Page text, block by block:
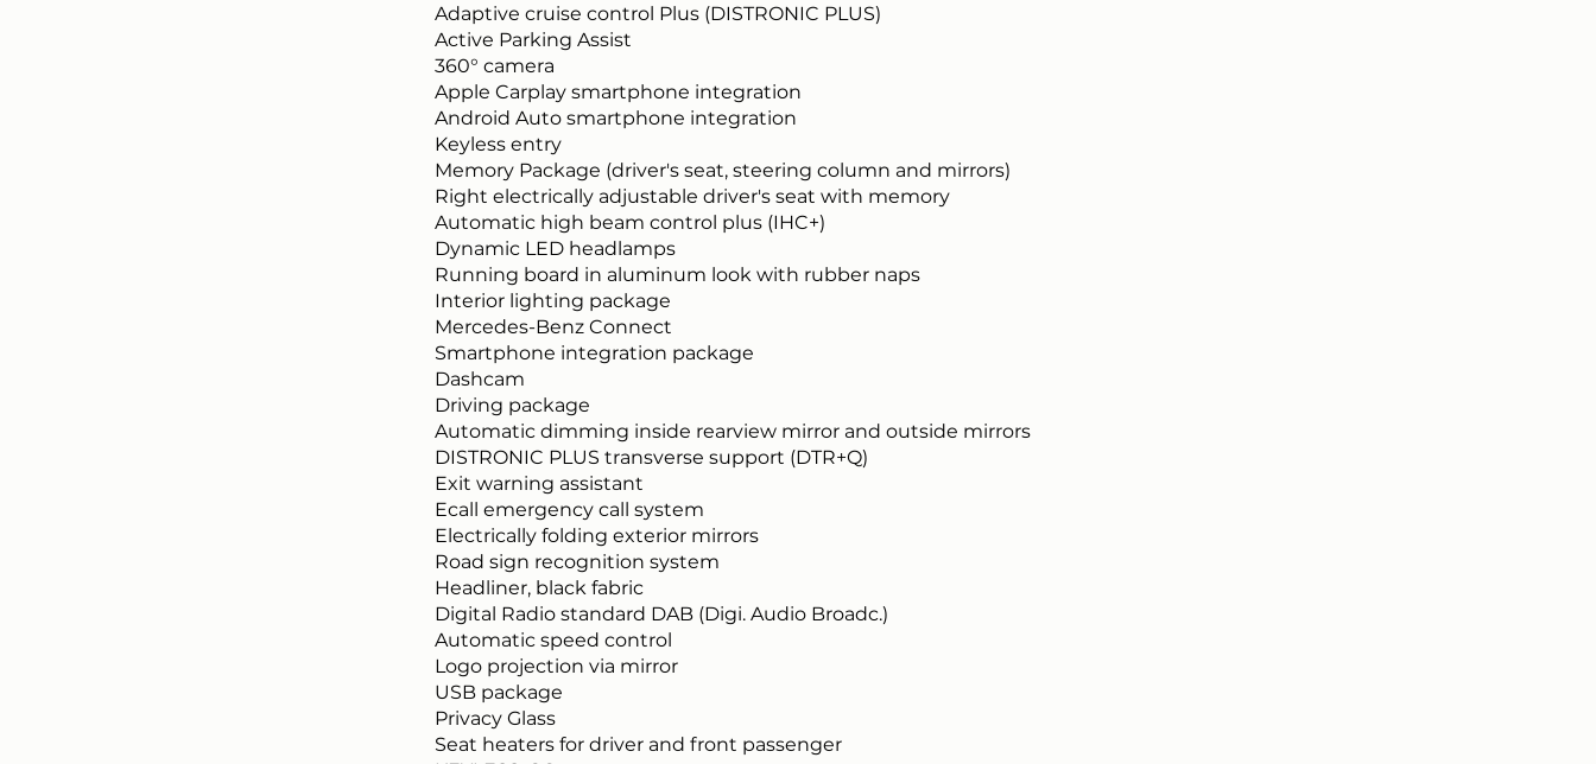
Adaptive cruise control Plus (DISTRONIC PLUS)
Active Parking Assist
360° camera
Apple Carplay smartphone integration
Android Auto smartphone integration
Keyless entry
Memory Package (driver's seat, steering column and mirrors)
Right electrically adjustable driver's seat with memory
Automatic high beam control plus (IHC+)
Dynamic LED headlamps
Running board in aluminum look with rubber naps
Interior lighting package
Mercedes-Benz Connect
Smartphone integration package
Dashcam
Driving package
Automatic dimming inside rearview mirror and outside mirrors
DISTRONIC PLUS transverse support (DTR+Q)
Exit warning assistant
Ecall emergency call system
Electrically folding exterior mirrors
Road sign recognition system
Headliner, black fabric
Digital Radio standard DAB (Digi. Audio Broadc.)
Automatic speed control
Logo projection via mirror
USB package
Privacy Glass
Seat heaters for driver and front passenger